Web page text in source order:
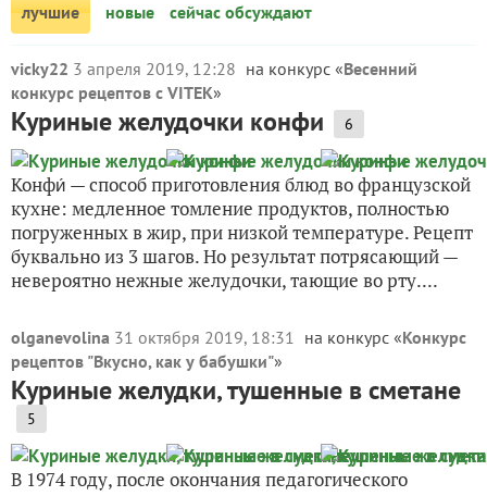
лучшие
новые сейчас обсуждают
vicky22 3 апреля 2019, 12:28 на конкурс «Весенний
конкурс рецептов с VITEK»
Куриные желудочки конфи 6
Конфи́ — способ приготовления блюд во французской
кухне: медленное томление продуктов, полностью
погруженных в жир, при низкой температуре. Рецепт
буквально из 3 шагов. Но результат потрясающий —
невероятно нежные желудочки, тающие во рту....
olganevolina 31 октября 2019, 18:31 на конкурс «Конкурс
рецептов "Вкусно, как у бабушки"»
Куриные желудки, тушенные в сметане
5
В 1974 году, после окончания педагогического